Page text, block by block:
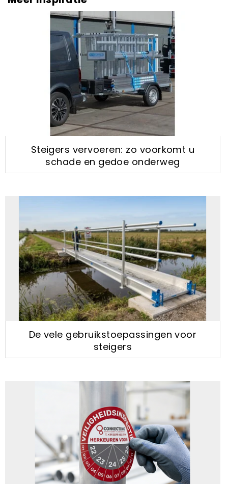
Steigers vervoeren: zo voorkomt u
schade en gedoe onderweg
De vele gebruikstoepassingen voor
steigers